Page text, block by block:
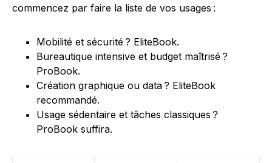
commencez par faire la liste de vos usages :
Mobilité et sécurité ? EliteBook.
Bureautique intensive et budget maîtrisé ?
ProBook.
Création graphique ou data ? EliteBook
recommandé.
Usage sédentaire et tâches classiques ?
ProBook suffira.